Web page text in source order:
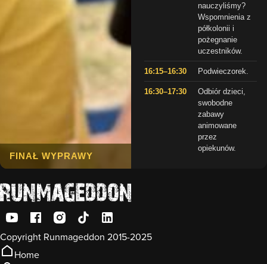
FINAŁ WYPRAWY
nauczyliśmy?
Wspomnienia z
półkolonii i
pożegnanie
uczestników.
16:15–16:30 Podwieczorek.
16:30–17:30
Odbiór dzieci,
swobodne
zabawy
animowane
przez
opiekunów.
Copyright Runmageddon 2015-2025
Home